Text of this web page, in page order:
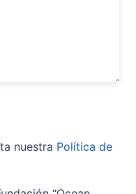
nuestra Política de